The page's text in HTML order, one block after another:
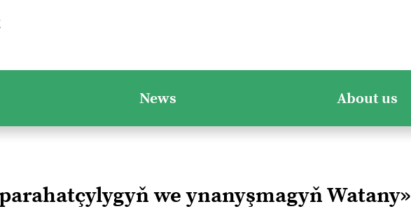
News About us
we ynanyşmagyň Watany»